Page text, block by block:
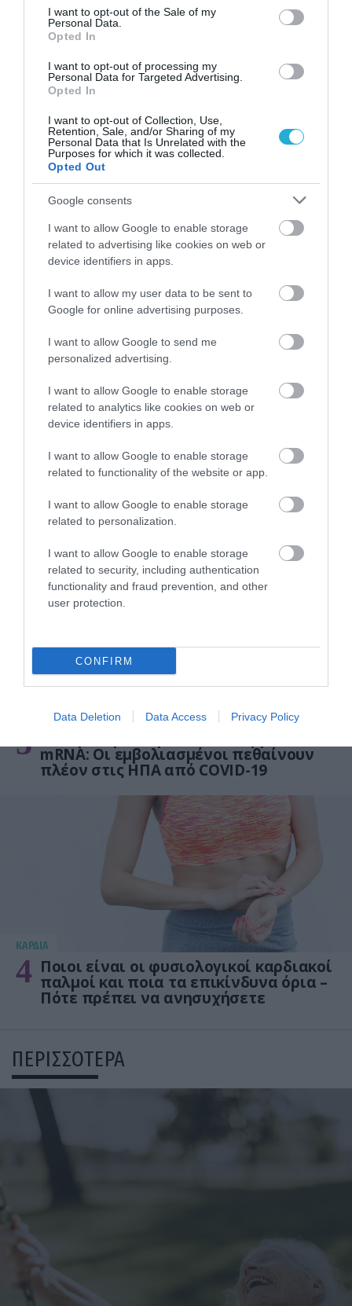
consent section.
I want to opt-out of the Sale of my
Personal Data.
Opted In
I want to opt-out of processing my
Personal Data for Targeted Advertising.
Opted In
I want to opt-out of Collection, Use,
Retention, Sale, and/or Sharing of my
Personal Data that Is Unrelated with the
Purposes for which it was collected.
Opted Out
Google consents
I want to allow Google to enable storage
related to advertising like cookies on web or
device identifiers in apps.
I want to allow my user data to be sent to
Google for online advertising purposes.
I want to allow Google to send me
personalized advertising.
I want to allow Google to enable storage
related to analytics like cookies on web or
device identifiers in apps.
I want to allow Google to enable storage
related to functionality of the website or app.
I want to allow Google to enable storage
related to personalization.
I want to allow Google to enable storage
related to security, including authentication
functionality and fraud prevention, and other
user protection.
CONFIRM
Data Deletion Data Access Privacy Policy
ΔΗΜΟΦΙΛΗ
Αυτό είναι το θαυματουργό έλαιο που
προστατεύει από το Αλτχάιμερ
Το τρόφιμο που θωρακίζει «αθόρυβα»
τα οστά σε κάθε ηλικία… δεν είναι το
ΦΑΡΜΑΚΑ
3 mRNA: Οι εμβολιασμένοι πεθαίνουν
πλέον στις ΗΠΑ από COVID-19
KΑΡΔΙΑ
4 Ποιοι είναι οι φυσιολογικοί καρδιακοί
παλμοί και ποια τα επικίνδυνα όρια –
Πότε πρέπει να ανησυχήσετε
ΠΕΡΙΣΣΟΤΕΡΑ